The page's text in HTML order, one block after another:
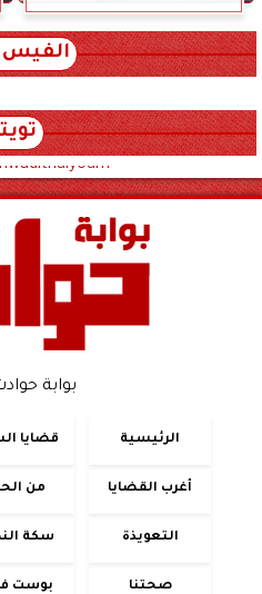
الفيس
بوابة
الرئيسية قضايا
أغرب القضايا من
التعويذة سكة
صحتنا بوست